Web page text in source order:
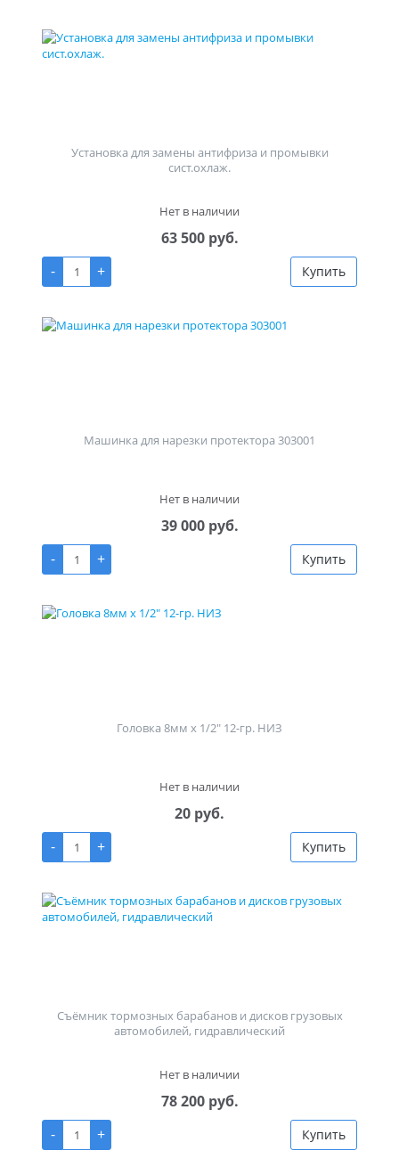
Установка для замены антифриза и промывки
сист.охлаж.
Нет в наличии
63 500 руб.
-
+ Купить
Машинка для нарезки протектора 303001
Нет в наличии
39 000 руб.
-
+ Купить
Головка 8мм х 1/2" 12-гр. НИЗ
Нет в наличии
20 руб.
-
+ Купить
Съёмник тормозных барабанов и дисков грузовых
автомобилей, гидравлический
Нет в наличии
78 200 руб.
-
+ Купить